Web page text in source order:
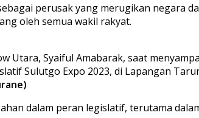
perusak yang merugikan negara
oleh semua wakil rakyat.
Utara, Syaiful Amabarak, saat
Sulutgo Expo 2023, di Lapangan
dalam peran legislatif, terutama